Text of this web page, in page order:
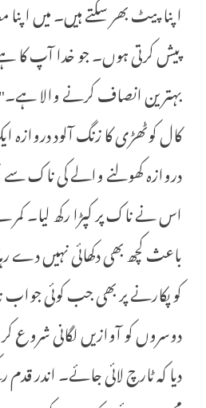
اپنا پیٹ بھر سکتے ہیں۔ میں
پیش کرتی ہوں۔ جو خدا آپ کا
بہترین انصاف کرنے والا ہے۔"
کال کوٹھڑی کا زنگ آلود دروازہ
دروازہ کھولنے والے کی ناک سے
اس نے ناک پر کپڑا رکھ لیا۔
باعث کچھ بھی دکھائی نہیں دے
کو پکارنے پر بھی جب کوئی
دوسروں کو آوازیں لگانی شروع
دیا کہ ٹارچ لائی جائے۔ اندر